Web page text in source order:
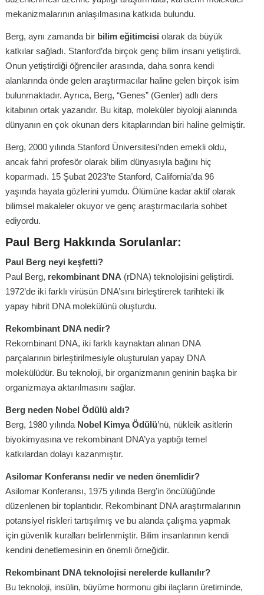
mekanizmalarının anlaşılmasına katkıda bulundu.
Berg, aynı zamanda bir bilim eğitimcisi olarak da büyük
katkılar sağladı. Stanford’da birçok genç bilim insanı yetiştirdi.
Onun yetiştirdiği öğrenciler arasında, daha sonra kendi
alanlarında önde gelen araştırmacılar haline gelen birçok isim
bulunmaktadır. Ayrıca, Berg, “Genes” (Genler) adlı ders
kitabının ortak yazarıdır. Bu kitap, moleküler biyoloji alanında
dünyanın en çok okunan ders kitaplarından biri haline gelmiştir.
Berg, 2000 yılında Stanford Üniversitesi’nden emekli oldu,
ancak fahri profesör olarak bilim dünyasıyla bağını hiç
koparmadı. 15 Şubat 2023’te Stanford, California’da 96
yaşında hayata gözlerini yumdu. Ölümüne kadar aktif olarak
bilimsel makaleler okuyor ve genç araştırmacılarla sohbet
ediyordu.
Paul Berg Hakkında Sorulanlar:
Paul Berg neyi keşfetti?
Paul Berg, rekombinant DNA (rDNA) teknolojisini geliştirdi.
1972’de iki farklı virüsün DNA’sını birleştirerek tarihteki ilk
yapay hibrit DNA molekülünü oluşturdu.
Rekombinant DNA nedir?
Rekombinant DNA, iki farklı kaynaktan alınan DNA
parçalarının birleştirilmesiyle oluşturulan yapay DNA
molekülüdür. Bu teknoloji, bir organizmanın geninin başka bir
organizmaya aktarılmasını sağlar.
Berg neden Nobel Ödülü aldı?
Berg, 1980 yılında Nobel Kimya Ödülü’nü, nükleik asitlerin
biyokimyasına ve rekombinant DNA’ya yaptığı temel
katkılardan dolayı kazanmıştır.
Asilomar Konferansı nedir ve neden önemlidir?
Asilomar Konferansı, 1975 yılında Berg’in öncülüğünde
düzenlenen bir toplantıdır. Rekombinant DNA araştırmalarının
potansiyel riskleri tartışılmış ve bu alanda çalışma yapmak
için güvenlik kuralları belirlenmiştir. Bilim insanlarının kendi
kendini denetlemesinin en önemli örneğidir.
Rekombinant DNA teknolojisi nerelerde kullanılır?
Bu teknoloji, insülin, büyüme hormonu gibi ilaçların üretiminde,